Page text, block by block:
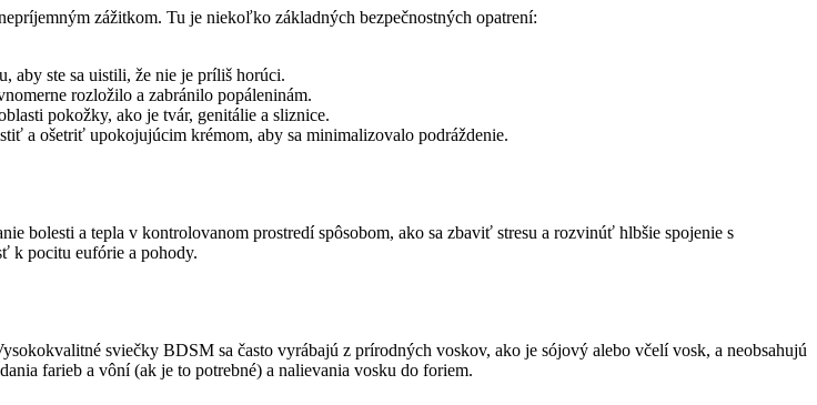
zážitkom. Tu je niekoľko základných bezpečnostných opatrení:
aby ste sa uistili, že nie je príliš horúci.
rozložilo a zabránilo popáleninám.
pokožky, ako je tvár, genitálie a sliznice.
a ošetriť upokojujúcim krémom, aby sa minimalizovalo podráždenie.
bolesti a tepla v kontrolovanom prostredí spôsobom, ako sa zbaviť stresu a rozvinúť hlbšie spojenie s
k pocitu eufórie a pohody.
sviečky BDSM sa často vyrábajú z prírodných voskov, ako je sójový alebo včelí vosk, a neobsahujú
farieb a vôní (ak je to potrebné) a nalievania vosku do foriem.